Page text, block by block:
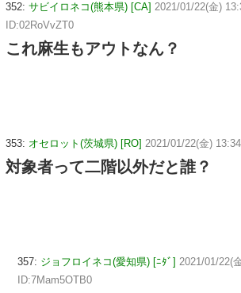
352: サビイロネコ(熊本県) [CA] 2021/01/22(金)
ID:02RoVvZT0
これ麻生もアウトなん？
353: オセロット(茨城県) [RO] 2021/01/22(金)
対象者って二階以外だと誰？
357: ジョフロイネコ(愛知県) [ﾆﾀﾞ] 2021/01/22(
ID:7Mam5OTB0